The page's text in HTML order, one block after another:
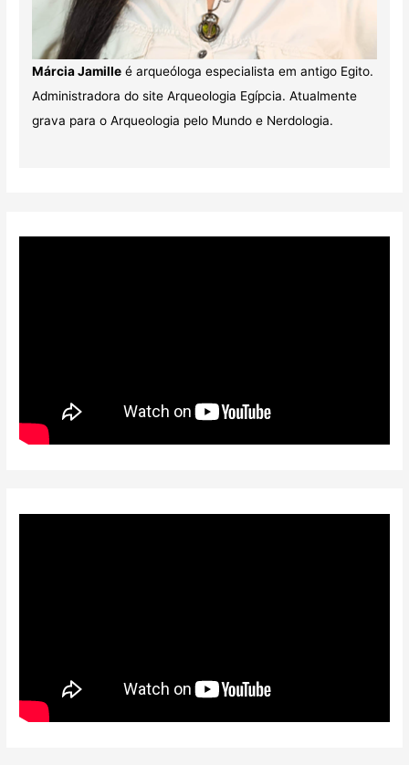
Márcia Jamilleé arqueóloga especialista em antigo Egito.
Administradora do site Arqueologia Egípcia. Atualmente
grava para o Arqueologia pelo Mundo e Nerdologia.